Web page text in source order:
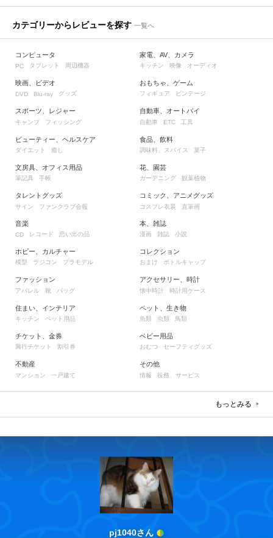
カテゴリーからレビューを探す 一覧へ
コンピュータ
PC タブレット 周辺機器
映画、ビデオ
DVD Blu-ray グッズ
スポーツ、レジャー
キャンプ フィッシング
ビューティー、ヘルスケア
ダイエット 癒し
文房具、オフィス用品
筆記具 手帳
タレントグッズ
サイン ファンクラブ会報
家電、AV、カメラ
キッチン 映像 オーディオ
おもちゃ、ゲーム
フィギュア ビンテージ
自動車、オートバイ
自動車 ETC 工具
食品、飲料
調味料、スパイス 菓子
花、園芸
ガーデニング 観葉植物
コミック、アニメグッズ
コスプレ衣装 直筆画
音楽
CD レコード 思い出の品
ホビー、カルチャー
模型 ラジコン プラモデル
ファッション
アパレル 靴 バッグ
住まい、インテリア
キッチン ペット用品
チケット、金券
興行チケット 割引券
不動産
マンション 一戸建て
本、雑誌
漫画 雑誌 小説
コレクション
おまけ ボトルキャップ
アクセサリー、時計
懐中時計 時計用ケース
ペット、生き物
魚類 虫類 鳥類
ベビー用品
おむつ セーフティグッズ
その他
情報 役務、サービス
もっとみる
pj1040さん